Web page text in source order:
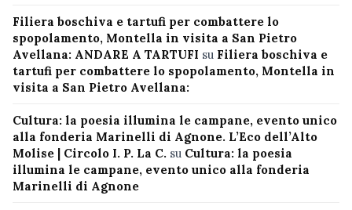
Filiera boschiva e tartufi per combattere lo
spopolamento, Montella in visita a San Pietro
Avellana: ANDARE A TARTUFI su Filiera boschiva e
tartufi per combattere lo spopolamento, Montella in
visita a San Pietro Avellana:
Cultura: la poesia illumina le campane, evento unico
alla fonderia Marinelli di Agnone. L’Eco dell’Alto
Molise | Circolo I. P. La C. su Cultura: la poesia
illumina le campane, evento unico alla fonderia
Marinelli di Agnone